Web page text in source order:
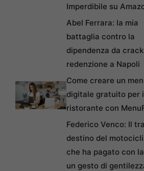
Imperdibile su
Abel Ferrara: la mia
battaglia contro la
dipendenza da
redenzione a Napoli
Come creare un
digitale gratuito per
ristorante con
Federico Venco: Il
destino del
che ha pagato con
un gesto di